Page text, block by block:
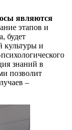
являются
этапов и
будет
культуры и
знаний в
позволит
–